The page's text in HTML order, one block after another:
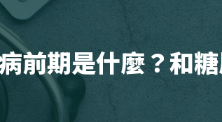
前期是什麼？和